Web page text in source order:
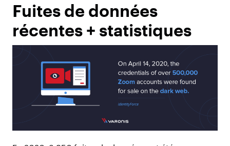
Fuites de données
récentes + statistiques